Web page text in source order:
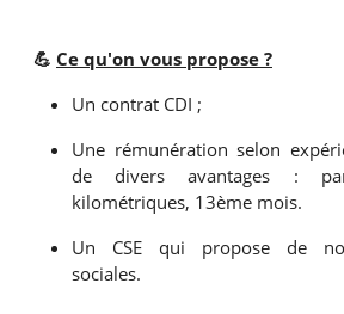
💪 Ce qu'on vous propose ?
Un contrat CDI ;
Une rémunération selon
de divers avantages :
kilométriques, 13ème mois.
Un CSE qui propose de
sociales.